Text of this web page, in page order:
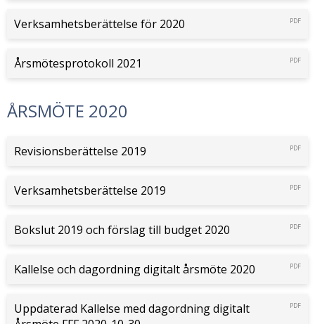
Verksamhetsberättelse för 2020 PDF
Årsmötesprotokoll 2021 PDF
ÅRSMÖTE 2020
Revisionsberättelse 2019 PDF
Verksamhetsberättelse 2019 PDF
Bokslut 2019 och förslag till budget 2020 PDF
Kallelse och dagordning digitalt årsmöte 2020 PDF
Uppdaterad Kallelse med dagordning digitalt
PDF